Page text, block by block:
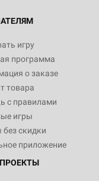
игру
программа
о заказе
товара
с правилами
игры
скидки
приложение